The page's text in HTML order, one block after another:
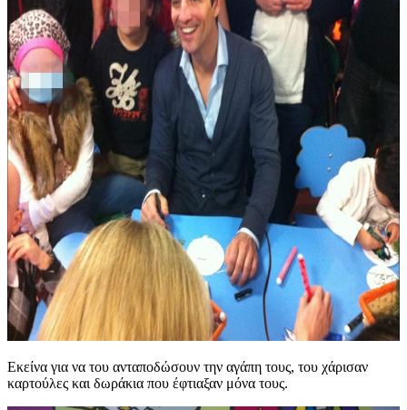
Εκείνα για να του ανταποδώσουν την αγάπη τους, του χάρισαν
καρτούλες και δωράκια που έφτιαξαν μόνα τους.